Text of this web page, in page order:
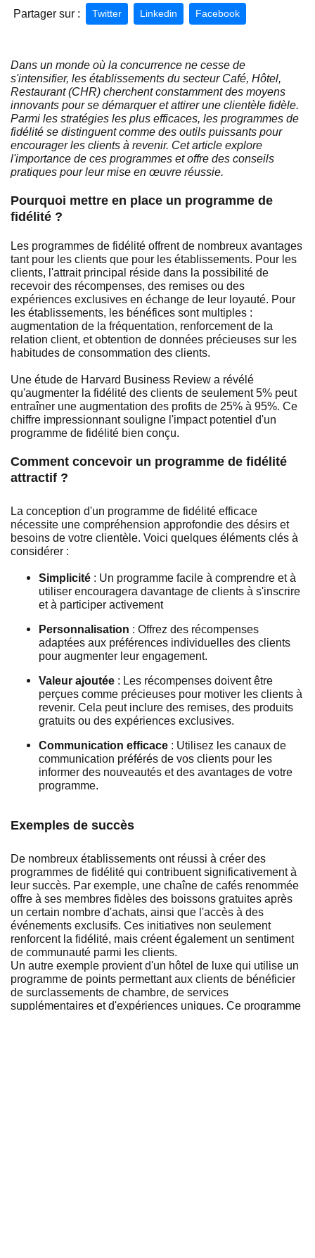
Partager sur : Twitter Linkedin Facebook
Dans un monde où la concurrence ne cesse de
s'intensifier, les établissements du secteur Café, Hôtel,
Restaurant (CHR) cherchent constamment des moyens
innovants pour se démarquer et attirer une clientèle fidèle.
Parmi les stratégies les plus efficaces, les programmes de
fidélité se distinguent comme des outils puissants pour
encourager les clients à revenir. Cet article explore
l'importance de ces programmes et offre des conseils
pratiques pour leur mise en œuvre réussie.
Pourquoi mettre en place un programme de
fidélité ?
Les programmes de fidélité offrent de nombreux avantages
tant pour les clients que pour les établissements. Pour les
clients, l'attrait principal réside dans la possibilité de
recevoir des récompenses, des remises ou des
expériences exclusives en échange de leur loyauté. Pour
les établissements, les bénéfices sont multiples :
augmentation de la fréquentation, renforcement de la
relation client, et obtention de données précieuses sur les
habitudes de consommation des clients.
Une étude de Harvard Business Review a révélé
qu'augmenter la fidélité des clients de seulement 5% peut
entraîner une augmentation des profits de 25% à 95%. Ce
chiffre impressionnant souligne l'impact potentiel d'un
programme de fidélité bien conçu.
Comment concevoir un programme de fidélité
attractif ?
La conception d'un programme de fidélité efficace
nécessite une compréhension approfondie des désirs et
besoins de votre clientèle. Voici quelques éléments clés à
considérer :
Simplicité : Un programme facile à comprendre et à
utiliser encouragera davantage de clients à s'inscrire
et à participer activement
Personnalisation : Offrez des récompenses
adaptées aux préférences individuelles des clients
pour augmenter leur engagement.
Valeur ajoutée : Les récompenses doivent être
perçues comme précieuses pour motiver les clients à
revenir. Cela peut inclure des remises, des produits
gratuits ou des expériences exclusives.
Communication efficace : Utilisez les canaux de
communication préférés de vos clients pour les
informer des nouveautés et des avantages de votre
programme.
Exemples de succès
De nombreux établissements ont réussi à créer des
programmes de fidélité qui contribuent significativement à
leur succès. Par exemple, une chaîne de cafés renommée
offre à ses membres fidèles des boissons gratuites après
un certain nombre d'achats, ainsi que l'accès à des
événements exclusifs. Ces initiatives non seulement
renforcent la fidélité, mais créent également un sentiment
de communauté parmi les clients.
Un autre exemple provient d'un hôtel de luxe qui utilise un
programme de points permettant aux clients de bénéficier
de surclassements de chambre, de services
supplémentaires et d'expériences uniques. Ce programme